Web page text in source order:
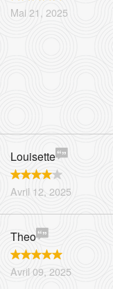
Mai 21, 2025
Louisette
Avril 12, 2025
Theo
Avril 09, 2025